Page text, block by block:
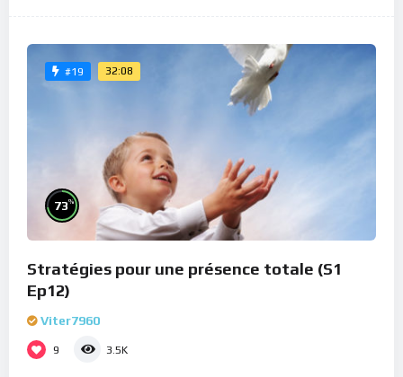
#19 32:08
73%
Stratégies pour une présence totale (S1
Ep12)
Viter7960
9 3.5K